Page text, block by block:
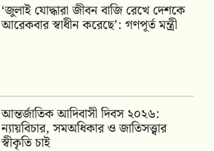
‘জুলাই যোদ্ধারা জীবন বাজি রেখে দেশকে
আরেকবার স্বাধীন করেছে’: গণপূর্ত মন্ত্রী
আন্তর্জাতিক আদিবাসী দিবস ২০২৬:
ন্যায়বিচার, সমঅধিকার ও জাতিসত্ত্বার
স্বীকৃতি চাই